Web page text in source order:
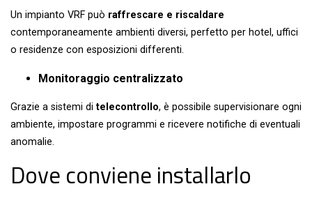
Un impianto VRF può raffrescare e riscaldare
contemporaneamente ambienti diversi, perfetto per hotel, uffici
o residenze con esposizioni differenti.
Monitoraggio centralizzato
Grazie a sistemi ditelecontrollo, è possibile supervisionare ogni
ambiente, impostare programmi e ricevere notifiche di eventuali
anomalie.
Dove conviene installarlo